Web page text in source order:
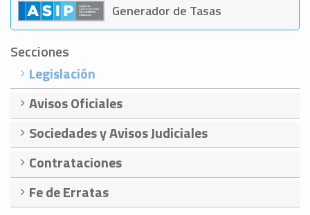
Generador de Tasas
Secciones
Legislación
Avisos Oficiales
Sociedades y Avisos Judiciales
Contrataciones
Fe de Erratas